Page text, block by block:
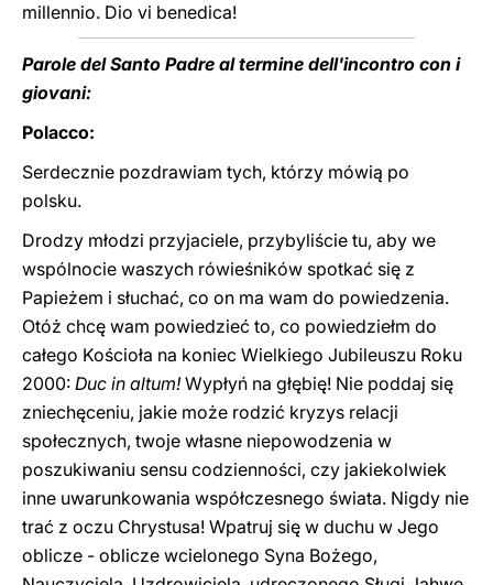
millennio. Dio vi benedica!
Parole del Santo Padre al termine dell'incontro con i
giovani:
Polacco:
Serdecznie pozdrawiam tych, którzy mówią po
polsku.
Drodzy młodzi przyjaciele, przybyliście tu, aby we
wspólnocie waszych rówieśników spotkać się z
Papieżem i słuchać, co on ma wam do powiedzenia.
Otóż chcę wam powiedzieć to, co powiedziełm do
całego Kościoła na koniec Wielkiego Jubileuszu Roku
2000: Duc in altum!Wypłyń na głębię! Nie poddaj się
zniechęceniu, jakie może rodzić kryzys relacji
społecznych, twoje własne niepowodzenia w
poszukiwaniu sensu codzienności, czy jakiekolwiek
inne uwarunkowania współczesnego świata. Nigdy nie
trać z oczu Chrystusa! Wpatruj się w duchu w Jego
oblicze - oblicze wcielonego Syna Bożego,